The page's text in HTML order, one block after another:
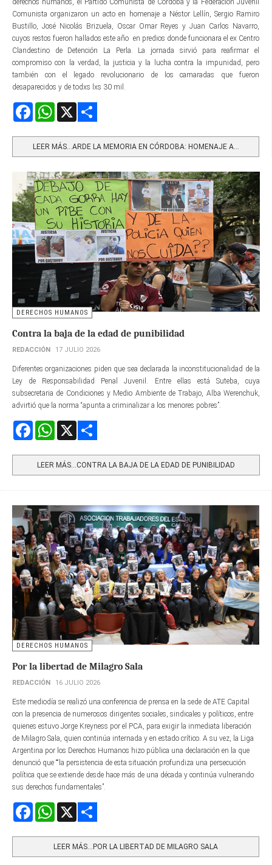
derechos humanos, el Partido Comunista de Córdoba y la Federación Juvenil
Comunista organizaron un acto en homenaje a Néstor Lellín, Sergio Ramiro
Bustillo, José Nicolás Brizuela, Oscar Omar Reyes y Juan Carlos Navarro,
cuyos restos fueron hallados este año en predios donde funcionara el ex Centro
Clandestino de Detención La Perla. La jornada sirvió para reafirmar el
compromiso con la verdad, la justicia y la lucha contra la impunidad, pero
también con el legado revolucionario de los camaradas que fueron
desaparecidos y de todxs lxs 30 mil.
FacebookWhatsApp
LEER MÁS…ARDE LA MEMORIA EN CÓRDOBA: HOMENAJE A...
DERECHOS HUMANOS
Contra la baja de la edad de punibilidad
REDACCIÓN 17 JULIO 2026
Diferentes organizaciones piden que sea declarada la inconstitucionalidad de la
Ley de Responsabilidad Penal Juvenil. Entre ellas está Suteba, cuya
subsecretaria de Condiciones y Medio Ambiente de Trabajo, Alba Werenchuk,
advirtió que la norma “apunta a criminalizar a los menores pobres”.
FacebookWhatsApp
LEER MÁS…CONTRA LA BAJA DE LA EDAD DE PUNIBILIDAD
DERECHOS HUMANOS
Por la libertad de Milagro Sala
REDACCIÓN 16 JULIO 2026
Este mediodía se realizó una conferencia de prensa en la sede de ATE Capital
con la presencia de numerosos dirigentes sociales, sindicales y políticos, entre
quienes estuvo Jorge Kreyness por el PCA, para exigir la inmediata liberación
de Milagro Sala, quien continúa internada y en estado crítico. A su vez, la Liga
Argentina por los Derechos Humanos hizo pública una declaración en la que
denunció que ““la persistencia de esta situación profundiza una persecución
política que se extiende desde hace más de una década y continúa vulnerando
sus derechos fundamentales”.
FacebookWhatsApp
LEER MÁS…POR LA LIBERTAD DE MILAGRO SALA